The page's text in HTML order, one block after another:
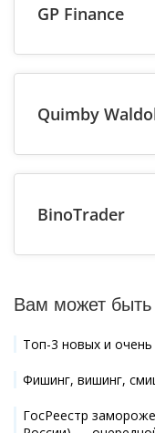
GP Finance
Quimby
BinoTrader
Вам может быть
Топ-3 новых и
Фишинг, вишинг,
ГосРеестр